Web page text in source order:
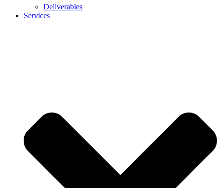
Deliverables
Services